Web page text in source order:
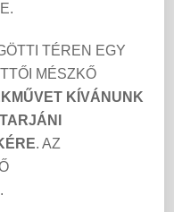
TÉREN EGY
MÉSZKŐ
KÍVÁNUNK
. AZ